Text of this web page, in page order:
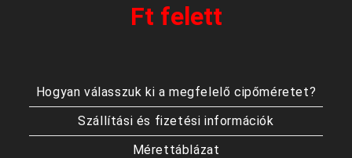
Ft felett
Hogyan válasszuk ki a megfelelő cipőméretet?
Szállítási és fizetési információk
Mérettáblázat